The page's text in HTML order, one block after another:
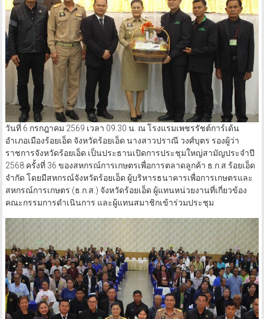
วันที่ 6 กรกฎาคม 2569 เวลา 09.30 น. ณ โรงแรมเพชรรัชต์การ์เด้น
อำเภอเมืองร้อยเอ็ด จังหวัดร้อยเอ็ด นางสาวปราณี วงศ์บุตร รองผู้ว่า
ราชการจังหวัดร้อยเอ็ด เป็นประธานเปิดการประชุมใหญ่สามัญประจำปี
2568 ครั้งที่ 36 ของสหกรณ์การเกษตรเพื่อการตลาดลูกค้า ธ.ก.ส.ร้อยเอ็ด
จำกัด โดยมีสหกรณ์จังหวัดร้อยเอ็ด ผู้บริหารธนาคารเพื่อการเกษตรและ
สหกรณ์การเกษตร (ธ.ก.ส.) จังหวัดร้อยเอ็ด ผู้แทนหน่วยงานที่เกี่ยวข้อง
คณะกรรมการดำเนินการ และผู้แทนสมาชิกเข้าร่วมประชุม